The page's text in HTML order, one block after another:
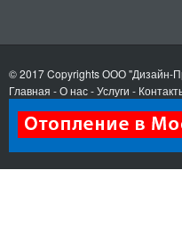
© 2017 CopyrightsООО "Дизайн-
Главная -О нас-Услуги -